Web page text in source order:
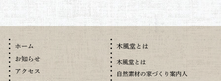
ホーム
お知らせ
アクセス
木風堂とは
木風堂とは
自然素材の家づくり案内人